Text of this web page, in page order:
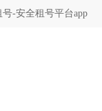
-安全租号平台app